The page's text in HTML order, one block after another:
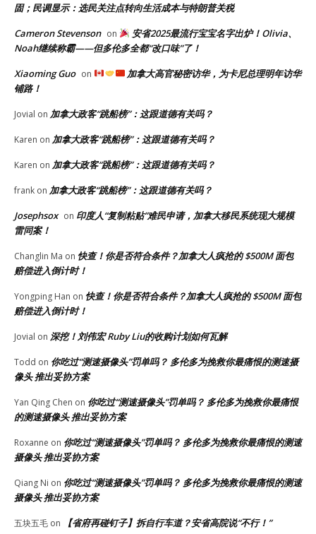
固；民调显示：选民关注点转向生活成本与特朗普关税
Cameron Stevenson on
安省2025最流行宝宝名字出炉！Olivia、
Noah继续称霸——但多伦多全都“改口味”了！
Xiaoming Guo on
加拿大高官秘密访华，为卡尼总理明年访华
铺路！
Jovial on 加拿大政客“跳船榜”：这跟道德有关吗？
Karen on 加拿大政客“跳船榜”：这跟道德有关吗？
Karen on 加拿大政客“跳船榜”：这跟道德有关吗？
frank on 加拿大政客“跳船榜”：这跟道德有关吗？
Josephsox on 印度人“复制粘贴”难民申请，加拿大移民系统现大规模
雷同案！
Changlin Ma on 快查！你是否符合条件？加拿大人疯抢的 $500M 面包
赔偿进入倒计时！
Yongping Han on 快查！你是否符合条件？加拿大人疯抢的 $500M 面包
赔偿进入倒计时！
Jovial on 深挖！刘伟宏 Ruby Liu的收购计划如何瓦解
Todd on 你吃过“测速摄像头”罚单吗？ 多伦多为挽救你最痛恨的测速摄
像头 推出妥协方案
Yan Qing Chen on 你吃过“测速摄像头”罚单吗？ 多伦多为挽救你最痛恨
的测速摄像头 推出妥协方案
Roxanne on 你吃过“测速摄像头”罚单吗？ 多伦多为挽救你最痛恨的测速
摄像头 推出妥协方案
Qiang Ni on 你吃过“测速摄像头”罚单吗？ 多伦多为挽救你最痛恨的测速
摄像头 推出妥协方案
五块五毛 on 【省府再碰钉子】拆自行车道？安省高院说“不行！”